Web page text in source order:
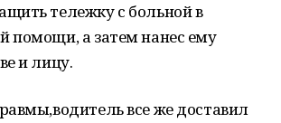
тележку с больной в
помощи, а затем нанес ему
и лицу.
все же доставил